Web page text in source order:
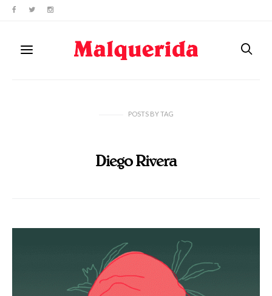
POSTS BYTAG
Diego Rivera